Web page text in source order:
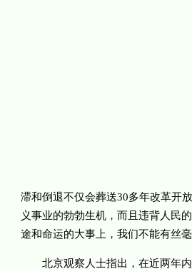
滞和倒退不仅会葬送30多年改革开
义事业的勃勃生机，而且违背人民
途和命运的大事上，我们不能有丝
北京观察人士指出，在近两年内